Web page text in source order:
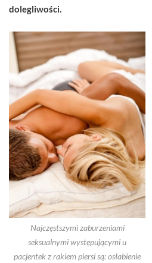
dolegliwości.
Najczęstszymi zaburzeniami
seksualnymi występującymi u
pacjentek z rakiem piersi są: osłabienie